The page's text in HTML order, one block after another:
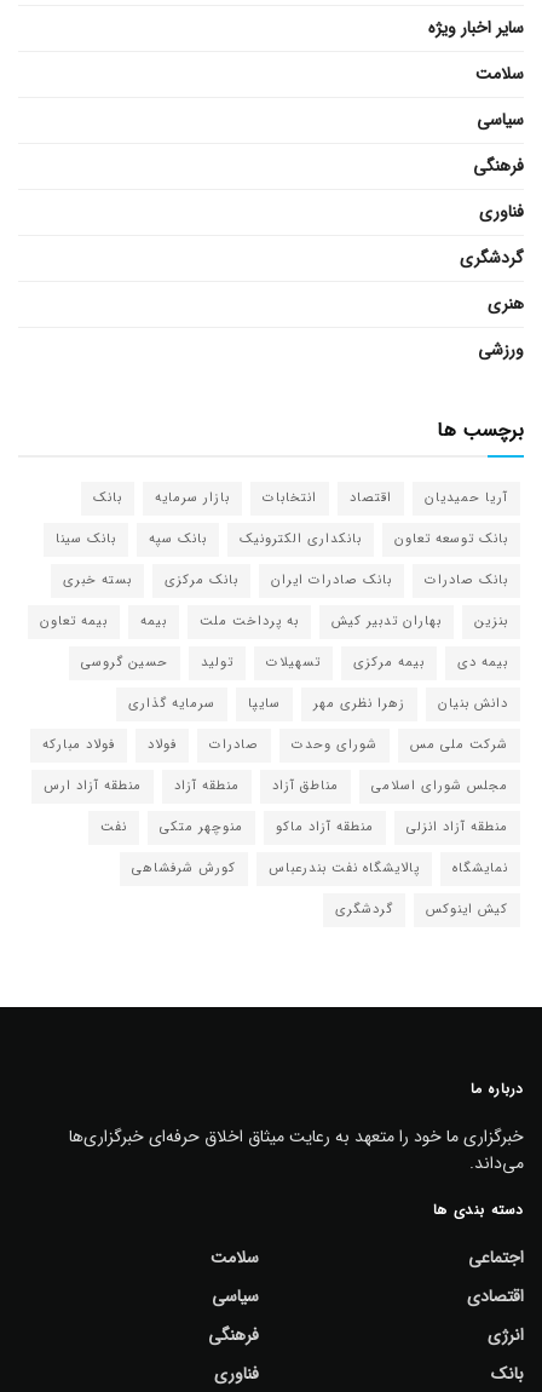
سایر اخبار ویژه
سلامت
سیاسی
فرهنگی
فناوری
گردشگری
هنری
ورزشی
برچسب ها
آریا حمیدیان اقتصاد انتخابات بازار سرمایه
بانک
بانک توسعه تعاون
بانکداری الکترونیک بانک سپه
بانک سینا
بانک صادرات
بانک صادرات ایران بانک مرکزی
بسته خبری
بنزین
بهاران تدبیر کیش به پرداخت ملت بیمه
بیمه تعاون
بیمه دی
بیمه مرکزی تسهیلات تولید
حسین گروسی
دانش بنیان
زهرا نظری مهر سایپا
سرمایه گذاری
شرکت ملی مس
شورای وحدت صادرات فولاد
فولاد مبارکه
مجلس شورای اسلامی
مناطق آزاد منطقه آزاد
منطقه آزاد ارس
منطقه آزاد انزلی
منطقه آزاد ماکو منوچهر متکی
نفت
نمایشگاه
پالایشگاه نفت بندرعباس
کورش شرفشاهی
کیش اینوکس
گردشگری
درباره ما
خبرگزاری ما خود را متعهد به رعایت میثاق اخلاق حرفه‌ای خبرگزاری‌ها
می‌داند.
دسته بندی ها
اجتماعی
اقتصادی
انرژی
بانک
سلامت
سیاسی
فرهنگی
فناوری